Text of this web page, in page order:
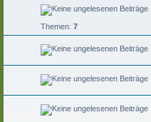
Themen: 7